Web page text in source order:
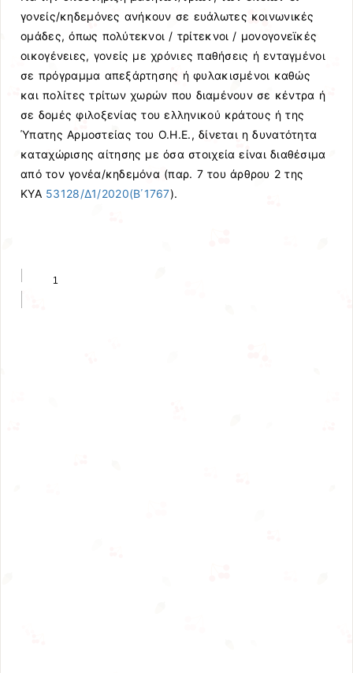
γονείς/κηδεμόνες ανήκουν σε ευάλωτες κοινωνικές
ομάδες, όπως πολύτεκνοι / τρίτεκνοι / μονογονεϊκές
οικογένειες, γονείς με χρόνιες παθήσεις ή ενταγμένοι
σε πρόγραμμα απεξάρτησης ή φυλακισμένοι καθώς
και πολίτες τρίτων χωρών που διαμένουν σε κέντρα ή
σε δομές φιλοξενίας του ελληνικού κράτους ή της
Ύπατης Αρμοστείας του Ο.Η.Ε., δίνεται η δυνατότητα
καταχώρισης αίτησης με όσα στοιχεία είναι διαθέσιμα
από τον γονέα/κηδεμόνα (παρ. 7 του άρθρου 2 της
ΚΥΑ 53128/Δ1/2020(Β΄1767).